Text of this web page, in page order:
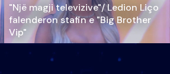
"Një magji televizive"/ Ledion Liço
falenderon stafin e "Big Brother
Vip"